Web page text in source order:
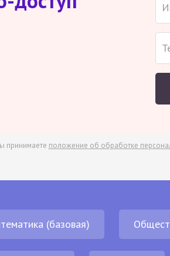
принимаете положение об обработке
(базовая)